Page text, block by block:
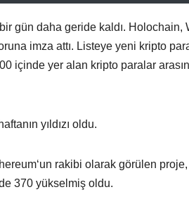
bir gün daha geride kaldı.
imza attı. Listeye yeni kripto
içinde yer alan kripto paralar
yıldızı oldu.
rakibi olarak görülen
370 yükselmiş oldu.